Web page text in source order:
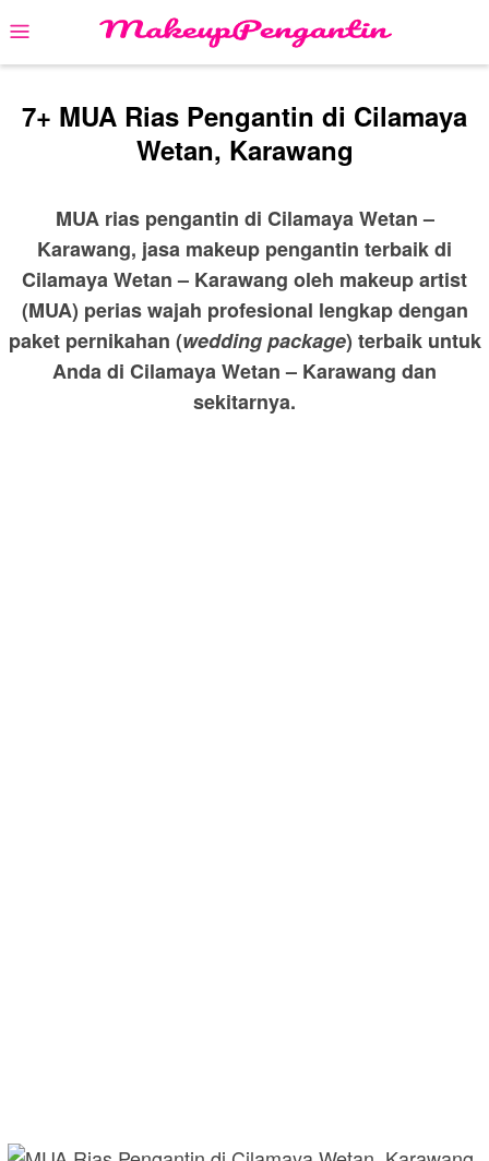
to
content
Mobile
Menu
7+ MUA Rias Pengantin di Cilamaya
Wetan, Karawang
MUA rias pengantin di Cilamaya Wetan –
Karawang, jasa makeup pengantin terbaik di
Cilamaya Wetan – Karawang oleh makeup artist
(MUA) perias wajah profesional lengkap dengan
paket pernikahan (wedding package) terbaik untuk
Anda di Cilamaya Wetan – Karawang dan
sekitarnya.